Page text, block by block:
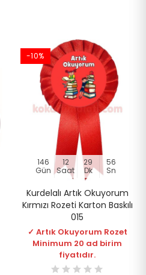
-10%
146
Gün
12
Saat
29
Dk
56
Sn
Kurdelalı Artık Okuyorum
Kırmızı Rozeti Karton Baskılı
015
✓ Artık Okuyorum Rozet
Minimum 20 ad birim
fiyatıdır.